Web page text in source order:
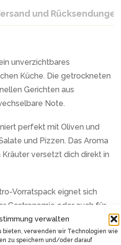
verwalten
bieten, verwenden wir Technologien wie
zu speichern und/oder darauf
und Rücksendungen
unverzichtbares
Küche. Die getrockneten
Gerichten aus
Note.
perfekt mit Oliven und
und Pizzen. Das Aroma
versetzt dich direkt in
Vorratspack eignet sich
Gastronomie oder auch für
So hast du den
Kotányi stets griffbereit.